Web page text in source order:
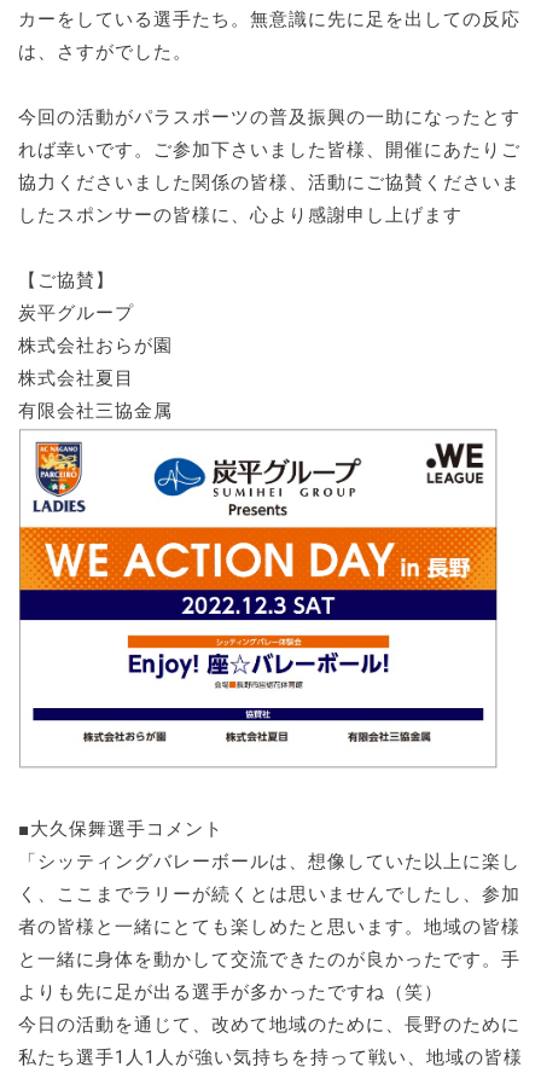
カーをしている選手たち。無意識に先に足を出しての反応
は、さすがでした。
今回の活動がパラスポーツの普及振興の一助になったとす
れば幸いです。ご参加下さいました皆様、開催にあたりご
協力くださいました関係の皆様、活動にご協賛くださいま
したスポンサーの皆様に、心より感謝申し上げます
【ご協賛】
炭平グループ
株式会社おらが園
株式会社夏目
有限会社三協金属
■大久保舞選手コメント
「シッティングバレーボールは、想像していた以上に楽し
く、ここまでラリーが続くとは思いませんでしたし、参加
者の皆様と一緒にとても楽しめたと思います。地域の皆様
と一緒に身体を動かして交流できたのが良かったです。手
よりも先に足が出る選手が多かったですね（笑）
今日の活動を通じて、改めて地域のために、長野のために
私たち選手1人1人が強い気持ちを持って戦い、地域の皆様